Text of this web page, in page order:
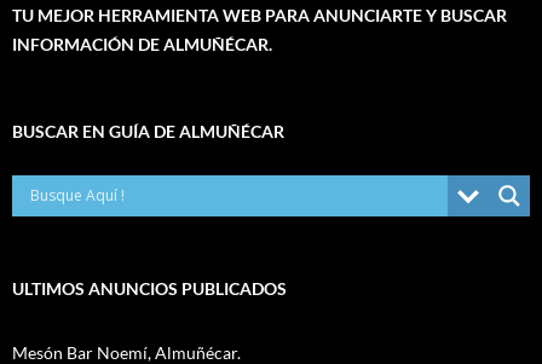
TU MEJOR HERRAMIENTA WEB PARA ANUNCIARTE Y BUSCAR
INFORMACIÓN DE ALMUÑÉCAR.
BUSCAR EN GUÍA DE ALMUÑÉCAR
ULTIMOS ANUNCIOS PUBLICADOS
Mesón Bar Noemí, Almuñécar.